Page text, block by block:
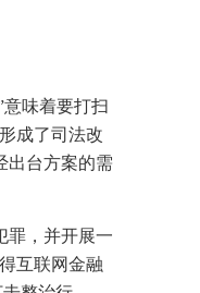
味着要打扫
成了司法改
出台方案的需
罪，并开展一
互联网金融